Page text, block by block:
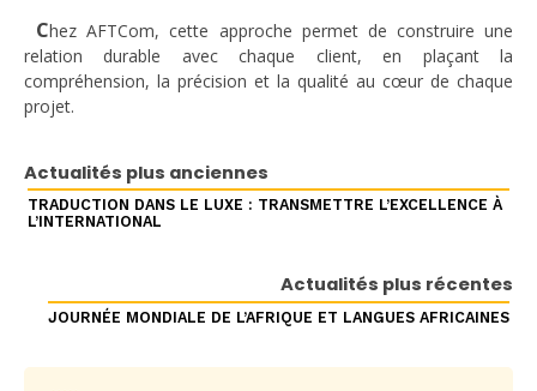
Chez AFTCom, cette approche permet de construire une
relation durable avec chaque client, en plaçant la
compréhension, la précision et la qualité au cœur de chaque
projet.
Actualités plus anciennes
TRADUCTION DANS LE LUXE : TRANSMETTRE L’EXCELLENCE À
L’INTERNATIONAL
Actualités plus récentes
JOURNÉE MONDIALE DE L’AFRIQUE ET LANGUES AFRICAINES